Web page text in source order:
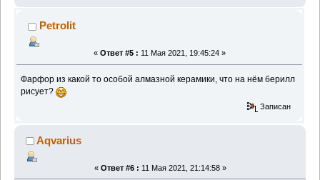
Petrolit
« Ответ #5 : 11 Мая 2021, 19:45:24 »
Фарфор из какой то особой алмазной керамики, что на нём берилл
рисует?
Записан
Aqvarius
« Ответ #6 : 11 Мая 2021, 21:14:58 »